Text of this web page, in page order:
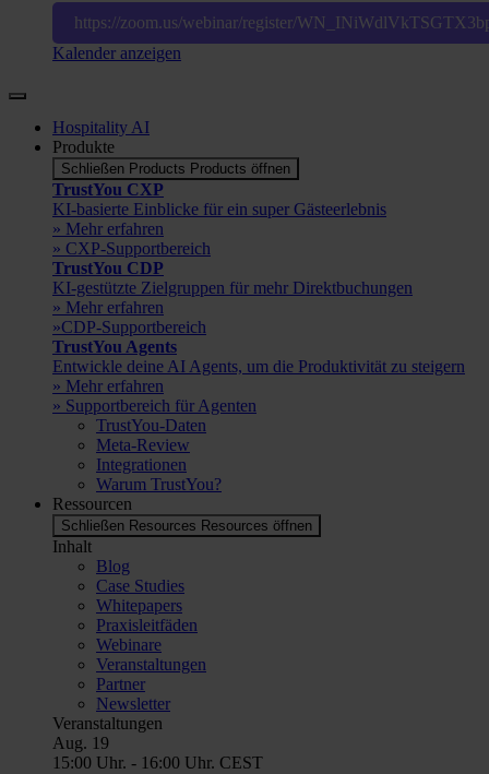
https://zoom.us/webinar/register/
Kalender anzeigen
Hospitality AI
Produkte
Schließen Products Products öffnen
TrustYou CXP
KI-basierte Einblicke für ein super Gästeerlebnis
» Mehr erfahren
» CXP-Supportbereich
TrustYou CDP
KI-gestützte Zielgruppen für mehr Direktbuchungen
» Mehr erfahren
»CDP-Supportbereich
TrustYou Agents
Entwickle deine AI Agents, um die Produktivität zu steigern
» Mehr erfahren
» Supportbereich für Agenten
TrustYou-Daten
Meta-Review
Integrationen
Warum TrustYou?
Ressourcen
Schließen Resources Resources öffnen
Inhalt
Blog
Case Studies
Whitepapers
Praxisleitfäden
Webinare
Veranstaltungen
Partner
Newsletter
Veranstaltungen
Aug. 19
15:00 Uhr. - 16:00 Uhr. CEST